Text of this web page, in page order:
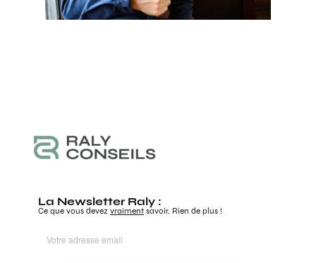
La Newsletter Raly :
Ce que vous devez vraiment savoir. Rien de plus !